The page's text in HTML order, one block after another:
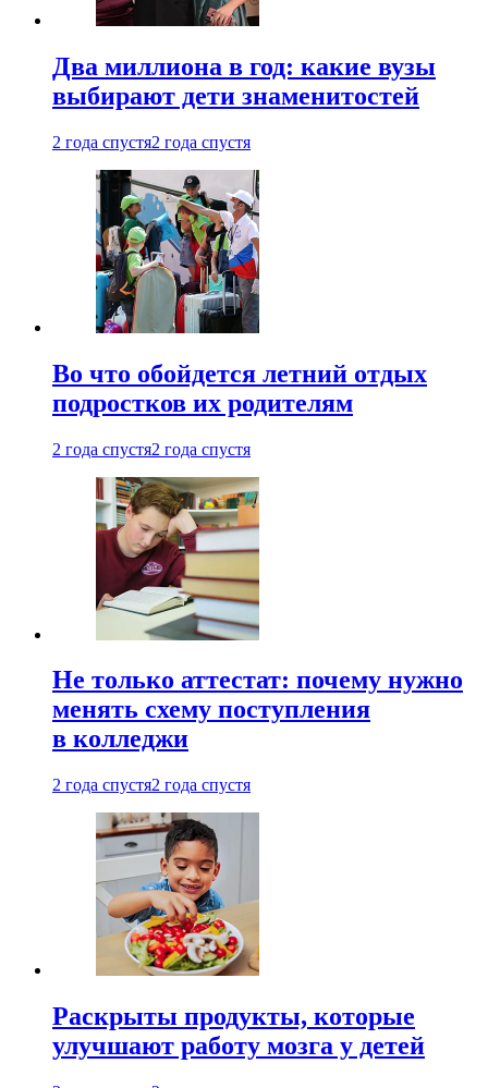
Два миллиона в год: какие вузы
выбирают дети знаменитостей
2 года спустя2 года спустя
Во что обойдется летний отдых
подростков их родителям
2 года спустя2 года спустя
Не только аттестат: почему нужно
менять схему поступления
в колледжи
2 года спустя2 года спустя
Раскрыты продукты, которые
улучшают работу мозга у детей